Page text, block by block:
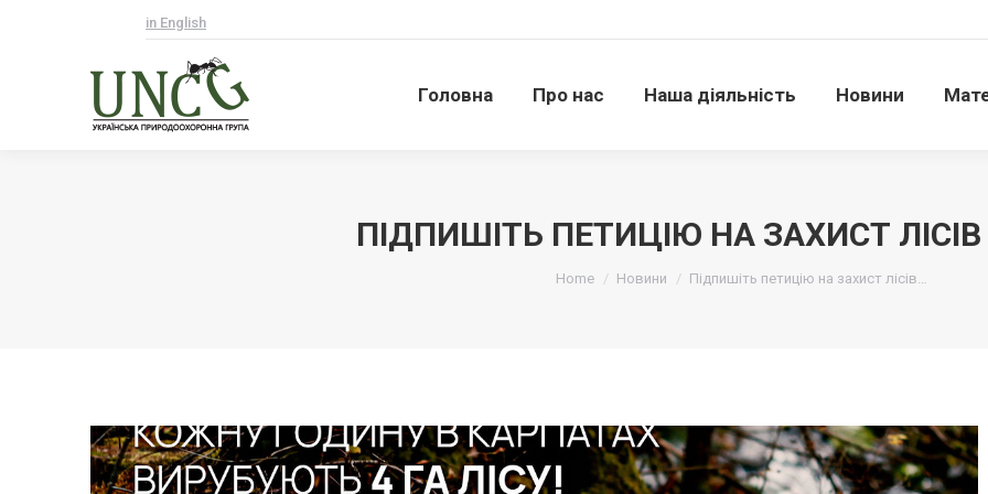
in English
Головна Про нас Наша діяльність Новини
ПІДПИШІТЬ ПЕТИЦІЮ НА ЗАХИСТ
Home Новини Підпишіть петицію на захист лісів…
Головна Про нас Наша діяльність Новини